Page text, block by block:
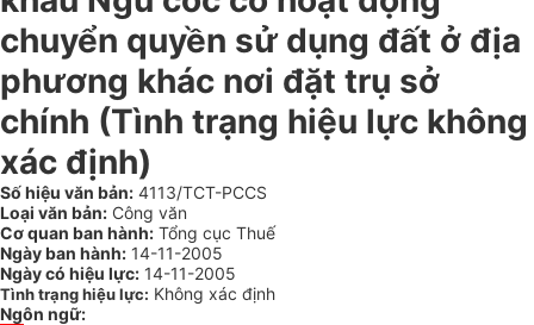
chuyển quyền sử dụng đất ở địa
phương khác nơi đặt trụ sở
chính (Tình trạng hiệu lực không
xác định)
Số hiệu văn bản: 4113/TCT-PCCS
Loại văn bản: Công văn
Cơ quan ban hành: Tổng cục Thuế
Ngày ban hành: 14-11-2005
Ngày có hiệu lực: 14-11-2005
Tình trạng hiệu lực: Không xác định
Ngôn ngữ: